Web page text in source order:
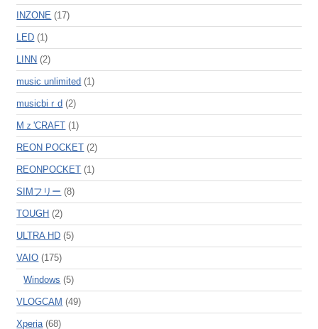
INZONE (17)
LED (1)
LINN (2)
music unlimited (1)
musicbiｒd (2)
Mｚ'CRAFT (1)
REON POCKET (2)
REONPOCKET (1)
SIMフリー (8)
TOUGH (2)
ULTRA HD (5)
VAIO (175)
Windows (5)
VLOGCAM (49)
Xperia(68)